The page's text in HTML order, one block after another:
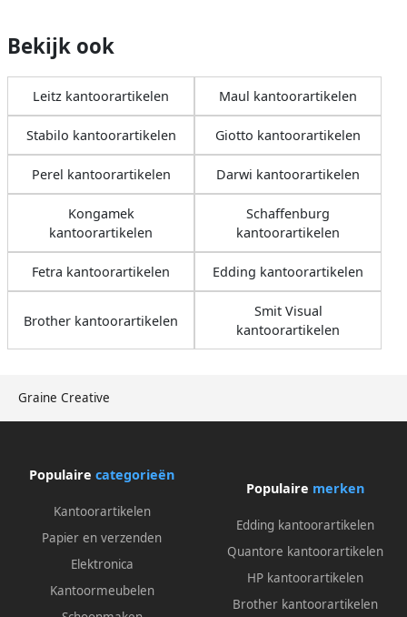
Graine Creative
Bekijk ook
Leitz kantoorartikelen Maul kantoorartikelen
Stabilo kantoorartikelen Giotto kantoorartikelen
Perel kantoorartikelen Darwi kantoorartikelen
Kongamek
kantoorartikelen
Schaffenburg
kantoorartikelen
Fetra kantoorartikelen Edding kantoorartikelen
Brother kantoorartikelen
Smit Visual
kantoorartikelen
Populaire categorieën
Kantoorartikelen
Papier en verzenden
Elektronica
Kantoormeubelen
Populaire merken
Edding kantoorartikelen
Quantore kantoorartikelen
HP kantoorartikelen
Brother kantoorartikelen